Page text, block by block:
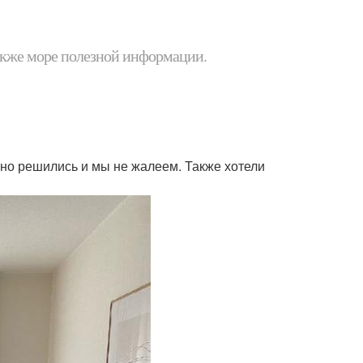
море полезной информации.
решились и мы не жалеем. Также хотели